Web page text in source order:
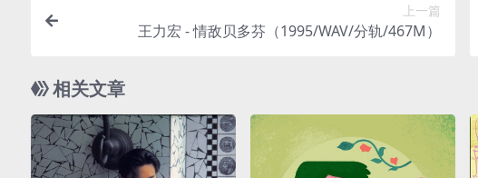
上一篇
王力宏 - 情敌贝多芬（1995/WAV/分轨/467M）
相关文章